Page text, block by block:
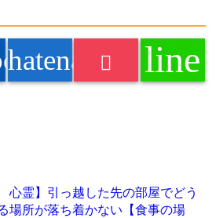
hatenabookmark
line
心霊】引っ越した先の部屋でどう
場所が落ち着かない【食事の場